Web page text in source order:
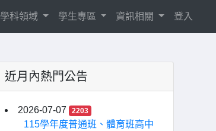
學科領域 學生專區 資訊相關 登入
近月內熱門公告
2026-07-07 2203
115學年度普通班、體育班高中